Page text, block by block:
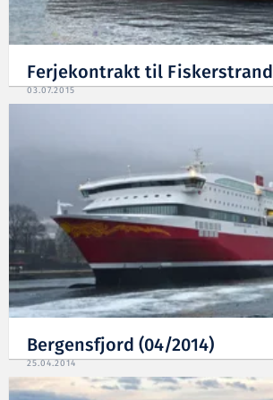
Ferjekontrakt til Fiskerstrand
03.07.2015
Bergensfjord (04/2014)
25.04.2014